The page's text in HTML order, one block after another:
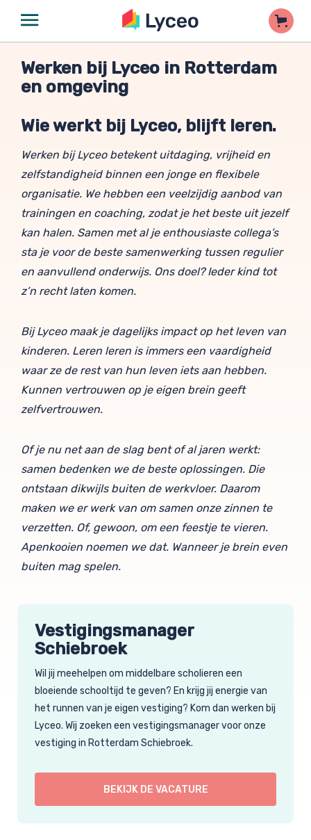
Werken bij Lyceo in Rotterdam
en omgeving
Wie werkt bij Lyceo, blijft leren.
Werken bij Lyceo betekent uitdaging, vrijheid en
zelfstandigheid binnen een jonge en flexibele
organisatie. We hebben een veelzijdig aanbod van
trainingen en coaching, zodat je het beste uit jezelf
kan halen. Samen met al je enthousiaste collega’s
sta je voor de beste samenwerking tussen regulier
en aanvullend onderwijs. Ons doel? Ieder kind tot
z’n recht laten komen.
Bij Lyceo maak je dagelijks impact op het leven van
kinderen. Leren leren is immers een vaardigheid
waar ze de rest van hun leven iets aan hebben.
Kunnen vertrouwen op je eigen brein geeft
zelfvertrouwen.
Of je nu net aan de slag bent of al jaren werkt:
samen bedenken we de beste oplossingen. Die
ontstaan dikwijls buiten de werkvloer. Daarom
maken we er werk van om samen onze zinnen te
verzetten. Of, gewoon, om een feestje te vieren.
Apenkooien noemen we dat. Wanneer je brein even
buiten mag spelen.
Vestigingsmanager
Schiebroek
Wil jij meehelpen om middelbare scholieren een
bloeiende schooltijd te geven? En krijg jij energie van
het runnen van je eigen vestiging? Kom dan werken bij
Lyceo. Wij zoeken een vestigingsmanager voor onze
vestiging in Rotterdam Schiebroek.
BEKIJK DE VACATURE